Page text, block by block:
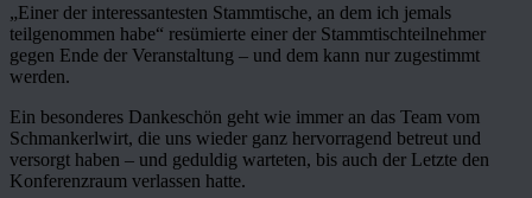
„Einer der interessantesten Stammtische, an dem ich jemals
teilgenommen habe“ resümierte einer der Stammtischteilnehmer
gegen Ende der Veranstaltung – und dem kann nur zugestimmt
werden.
Ein besonderes Dankeschön geht wie immer an das Team vom
Schmankerlwirt, die uns wieder ganz hervorragend betreut und
versorgt haben – und geduldig warteten, bis auch der Letzte den
Konferenzraum verlassen hatte.